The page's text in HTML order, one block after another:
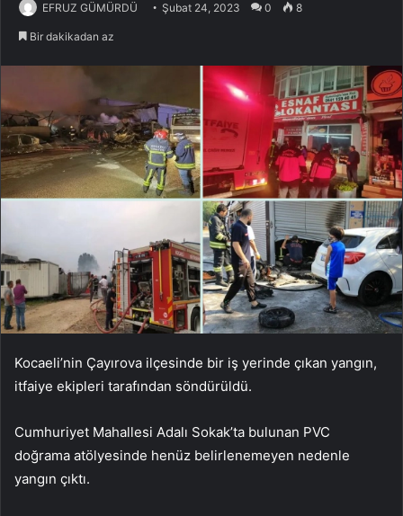
EFRUZ GÜMÜRDÜ Şubat 24, 2023 0 8
Bir dakikadan az
Kocaeli’nin Çayırova ilçesinde bir iş yerinde çıkan yangın,
itfaiye ekipleri tarafından söndürüldü.
Cumhuriyet Mahallesi Adalı Sokak’ta bulunan PVC
doğrama atölyesinde henüz belirlenemeyen nedenle
yangın çıktı.